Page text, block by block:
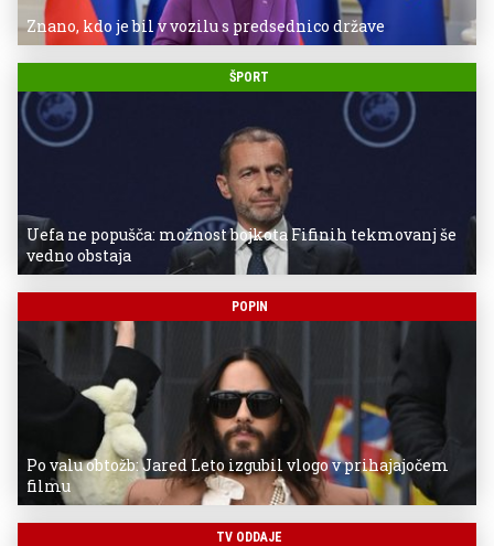
Znano, kdo je bil v vozilu s predsednico države
ŠPORT
Uefa ne popušča: možnost bojkota Fifinih tekmovanj še
vedno obstaja
POPIN
Po valu obtožb: Jared Leto izgubil vlogo v prihajajočem
filmu
TV ODDAJE